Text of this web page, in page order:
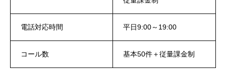
電話対応時間 平日9:00～19:00
コール数 基本50件＋従量課金制